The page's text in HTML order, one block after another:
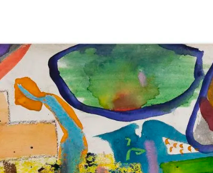
1960-1964
1964-1969
1970-1974
1975-1980
CONTACT